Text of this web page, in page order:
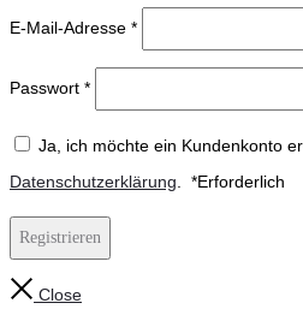
E-Mail-Adresse *
Passwort *
Ja, ich möchte ein Kundenkonto
Datenschutzerklärung
*Erforderlich
Registrieren
Close